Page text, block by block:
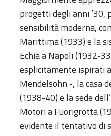
progetti degli anni ’30,
sensibilità moderna,
Marittima (1933) e la
Echia a Napoli (1932-
esplicitamente ispirati
Mendelsohn -, la casa
(1938-40) e la sede
Motori a Fuorigrotta
evidente il tentativo di